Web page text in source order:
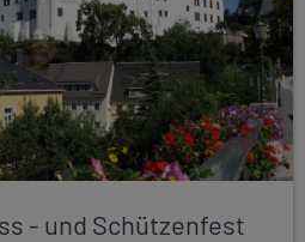
- und Schützenfest